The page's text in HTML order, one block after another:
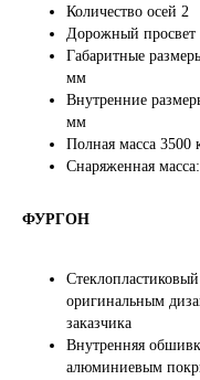
Количество осей 2
Дорожный
Габаритные
мм
Внутренние
мм
Полная масса 3500
Снаряженная
ФУРГОН
оригинальным
заказчика
Внутренняя
алюминиевым